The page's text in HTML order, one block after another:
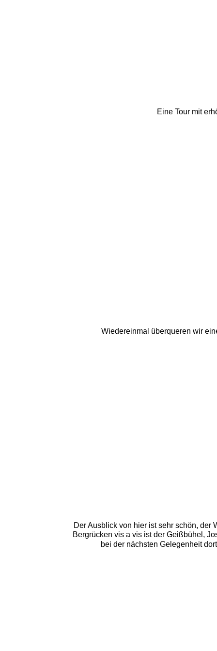
Eine Tour mit
Wiedereinmal überqueren wir
Der Ausblick von hier ist sehr schön, der
Bergrücken vis a vis ist der Geißbühel,
bei der nächsten Gelegenheit